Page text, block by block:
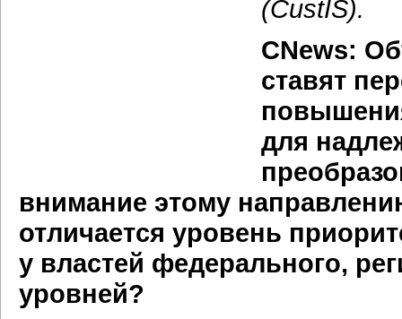
(CustIS).
CNews:
ставят
для
внимание этому
отличается уровень
у властей федерального,
уровней?